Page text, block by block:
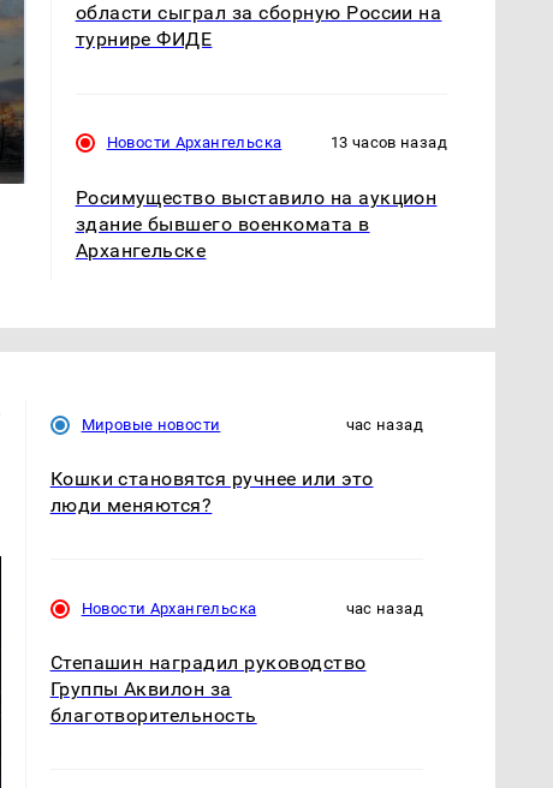
ажиотаж из-за этого
машину напали и
области сыграл за сборную России на
турнире ФИДЕ
Новости Архангельска 13 часов назад
Росимущество выставило на аукцион
здание бывшего военкомата в
Архангельске
Мировые новости час назад
Кошки становятся ручнее или это
люди меняются?
Новости Архангельска час назад
Степашин наградил руководство
Группы Аквилон за
благотворительность